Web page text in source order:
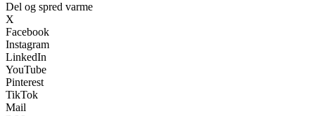
Del og spred varme
X
Facebook
Instagram
LinkedIn
YouTube
Pinterest
TikTok
Mail